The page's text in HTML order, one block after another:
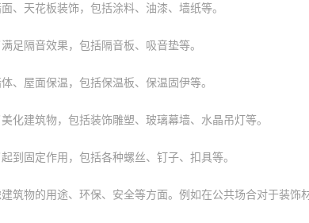
、天花板装饰，包括涂料、油漆、墙纸等。
足隔音效果，包括隔音板、吸音垫等。
、屋面保温，包括保温板、保温固伊等。
化建筑物，包括装饰雕塑、玻璃幕墙、水晶吊灯等。
到固定作用，包括各种螺丝、钉子、扣具等。
筑物的用途、环保、安全等方面。例如在公共场合对于装